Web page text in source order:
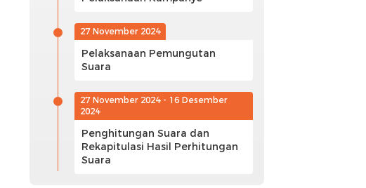
27 November 2024
Pelaksanaan Pemungutan
Suara
27 November 2024 - 16 Desember
2024
Penghitungan Suara dan
Rekapitulasi Hasil Perhitungan
Suara